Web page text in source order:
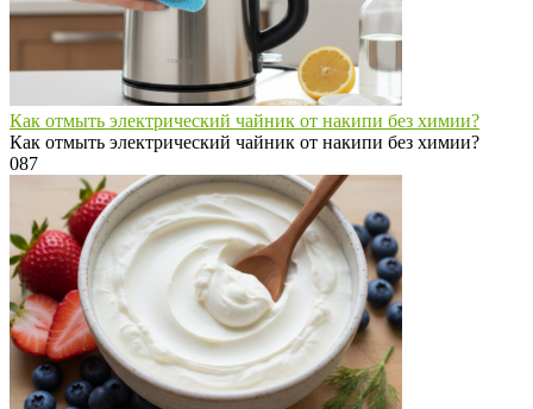
Как отмыть электрический чайник от накипи без химии?
Как отмыть электрический чайник от накипи без химии?
087